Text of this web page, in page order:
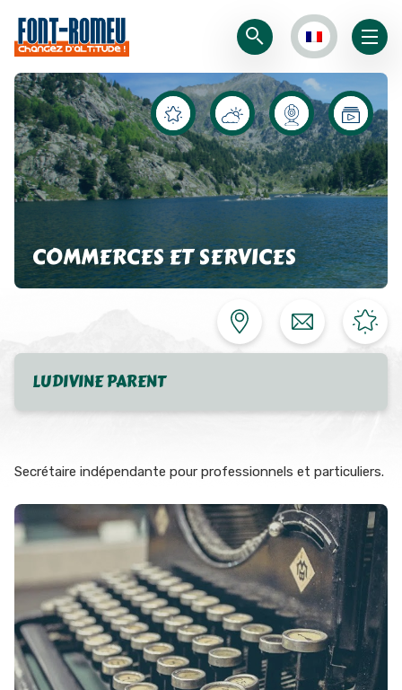
COMMERCES ET SERVICES
LUDIVINE PARENT
Secrétaire indépendante pour professionnels et particuliers.